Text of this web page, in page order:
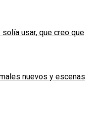
usar, que creo que
nuevos y escenas